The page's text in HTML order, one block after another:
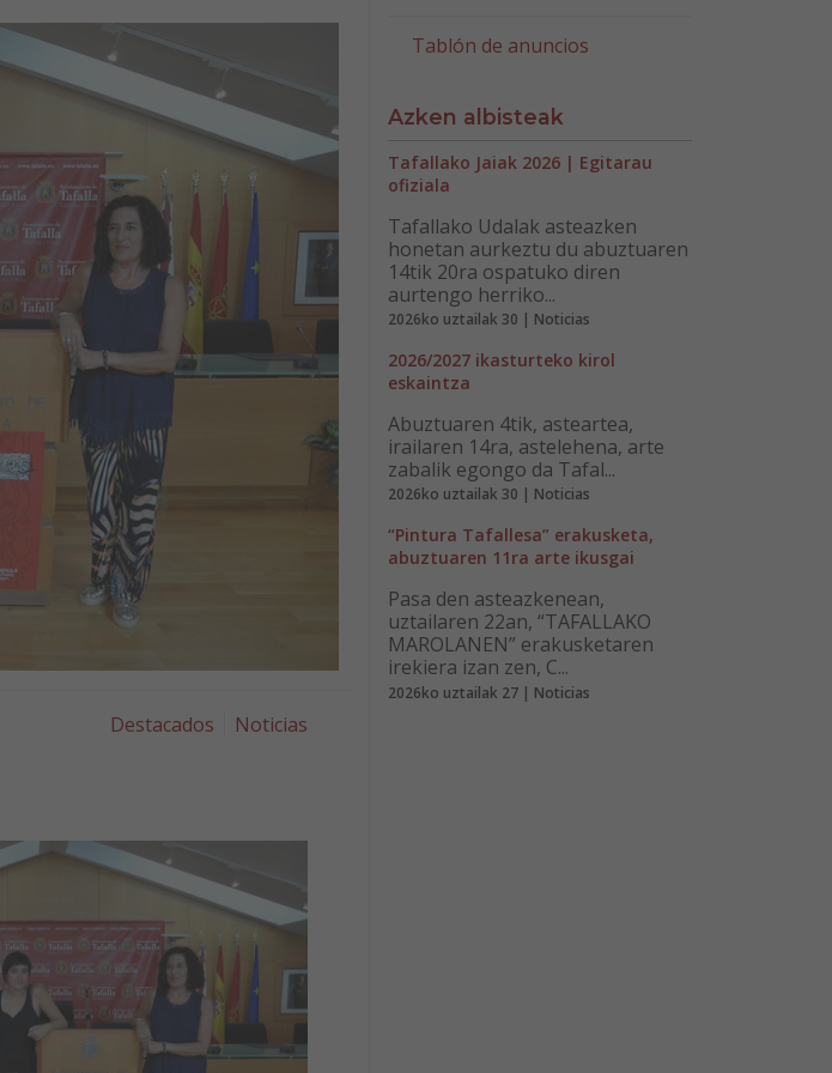
Destacados Noticias
Tablón de anuncios
Azken albisteak
Tafallako Jaiak 2026 | Egitarau
ofiziala
Tafallako Udalak asteazken
honetan aurkeztu du abuztuaren
14tik 20ra ospatuko diren
aurtengo herriko...
2026ko uztailak 30 | Noticias
2026/2027 ikasturteko kirol
eskaintza
Abuztuaren 4tik, asteartea,
irailaren 14ra, astelehena, arte
zabalik egongo da Tafal...
2026ko uztailak 30 | Noticias
“Pintura Tafallesa” erakusketa,
abuztuaren 11ra arte ikusgai
Pasa den asteazkenean,
uztailaren 22an, “TAFALLAKO
MAROLANEN” erakusketaren
irekiera izan zen, C...
2026ko uztailak 27 | Noticias